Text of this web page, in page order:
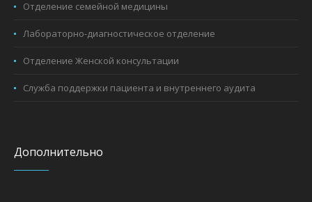
Отделение семейной медицины
Лабораторно-диагностическое отделение
Отделение Женской консультации
Служба поддержки пациента и внутреннего аудита
Дополнительно